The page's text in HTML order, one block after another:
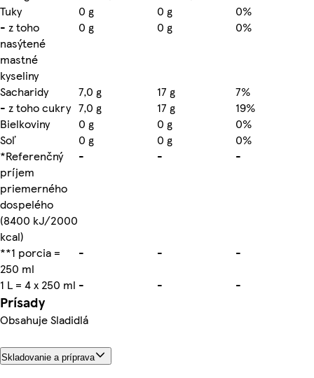
Tuky
0 g 0 g
0%
- z toho
nasýtené
mastné
kyseliny
0 g 0 g 0%
Sacharidy 7,0 g 17 g
7%
- z toho cukry 7,0 g 17 g
19%
Bielkoviny
0 g 0 g
0%
Soľ
0 g 0 g
0%
*Referenčný
príjem
priemerného
dospelého
(8400 kJ/2000
kcal)
- - -
**1 porcia =
250 ml
- -
-
1 L = 4 x 250 ml - - -
Prísady
Obsahuje Sladidlá
Skladovanie a príprava